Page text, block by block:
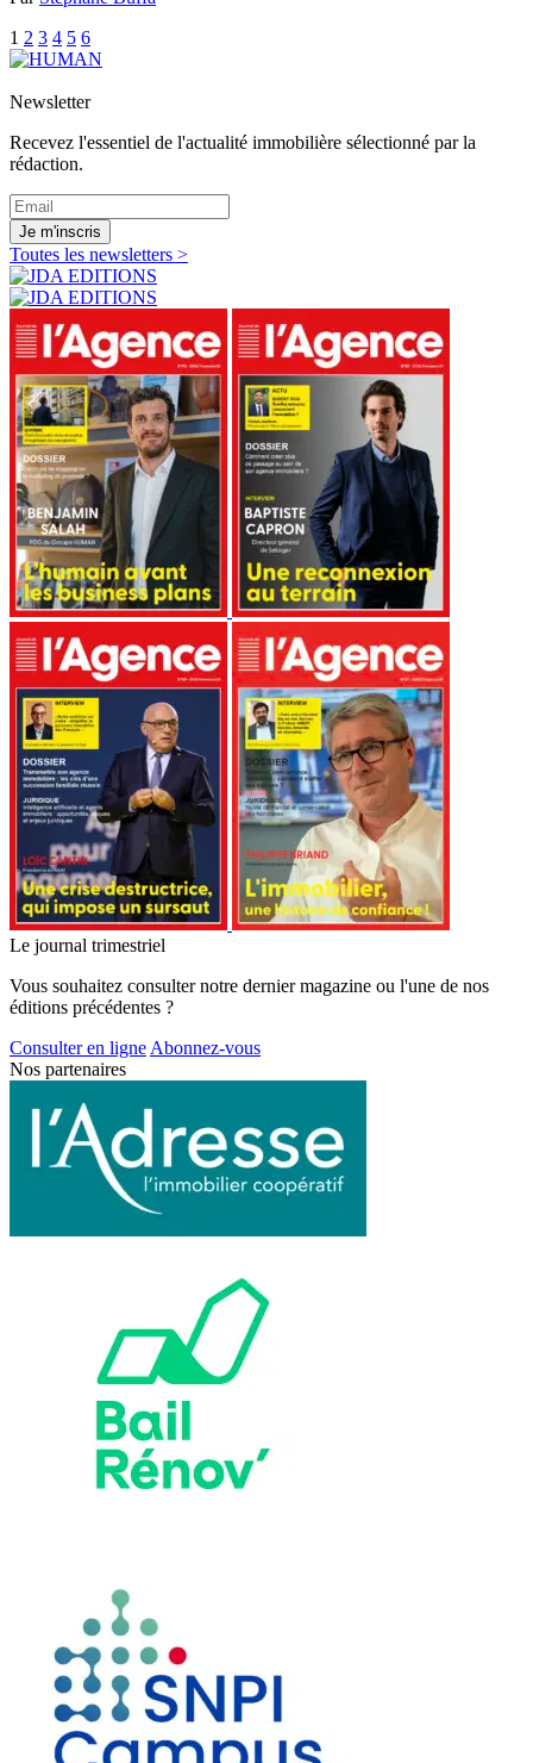
1 2 3 4 5 6
Newsletter
Recevez l'essentiel de l'actualité immobilière sélectionné par la
rédaction.
Je m'inscris
Toutes les newsletters >
Le journal trimestriel
Vous souhaitez consulter notre dernier magazine ou l'une de nos
éditions précédentes ?
Consulter en ligne Abonnez-vous
Nos partenaires